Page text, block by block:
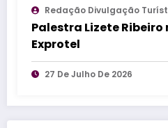
Redação Divulgação
Palestra Lizete Ribeiro
Exprotel
27 De Julho De 2026